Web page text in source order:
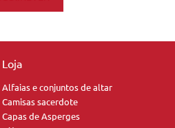
Loja
Alfaias e conjuntos de altar
Camisas sacerdote
Capas de Asperges